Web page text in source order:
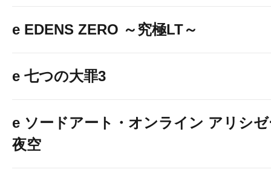
e EDENS ZERO ～究極LT～
e 七つの大罪3
e ソードアート・オンライン アリシ
夜空